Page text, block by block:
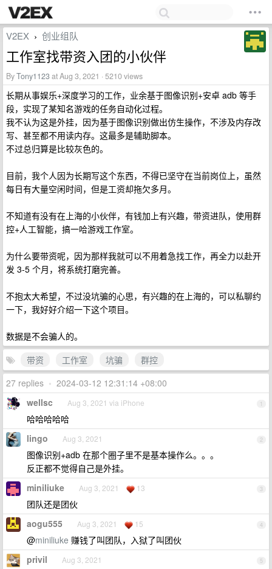
V2EX › 创业组队
工作室找带资入团的小伙伴
ByTony1123at Aug 3, 2021 · 5210 views
长期从事娱乐+深度学习的工作，业余基于图像识别+安卓 adb 等手
段，实现了某知名游戏的任务自动化过程。
我不认为这是外挂，因为基于图像识别做出仿生操作，不涉及内存改
写、甚至都不用读内存。这最多是辅助脚本。
不过总归算是比较灰色的。
目前，我个人因为长期写这个东西，不得已坚守在当前岗位上，虽然
每日有大量空闲时间，但是工资却拖欠多月。
不知道有没有在上海的小伙伴，有钱加上有兴趣，带资进队，使用群
控+人工智能，搞一哈游戏工作室。
为什么要带资呢，因为那样我就可以不用着急找工作，再全力以赴开
发 3-5 个月，将系统打磨完善。
不抱太大希望，不过没坑骗的心思，有兴趣的在上海的，可以私聊约
一下，我好好介绍一下这个项目。
数据是不会骗人的。
带资
工作室 坑骗
群控
27 replies • 2024-03-12 12:31:14 +08:00
1
wellsc Aug 3, 2021 via iPhone
哈哈哈哈哈
2
lingo Aug 3, 2021
图像识别+adb 在那个圈子里不是基本操作么。。。
反正都不觉得自己是外挂。
3
miniliuke Aug 3, 2021 13
团队还是团伙
4
aogu555 Aug 3, 2021 15
@miniliuke 赚钱了叫团队，入狱了叫团伙
5
privil Aug 3, 2021